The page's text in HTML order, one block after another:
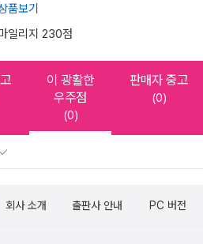
품보기
일리지 230점
이 광활한
우주점
(0)
판매자 중고
(0)
회사 소개 출판사 안내 PC 버전